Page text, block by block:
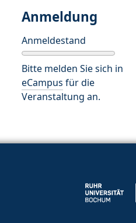
Anmeldung
Anmeldestand
Bitte melden Sie sich in
eCampus für die
Veranstaltung an.